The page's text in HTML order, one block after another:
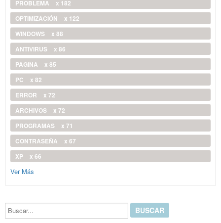
PROBLEMA
x 182
OPTIMIZACIÓN
x 122
WINDOWS
x 88
ANTIVIRUS
x 86
PAGINA
x 85
PC
x 82
ERROR
x 72
ARCHIVOS
x 72
PROGRAMAS
x 71
CONTRASEÑA
x 67
XP
x 66
Ver Más
Buscar...